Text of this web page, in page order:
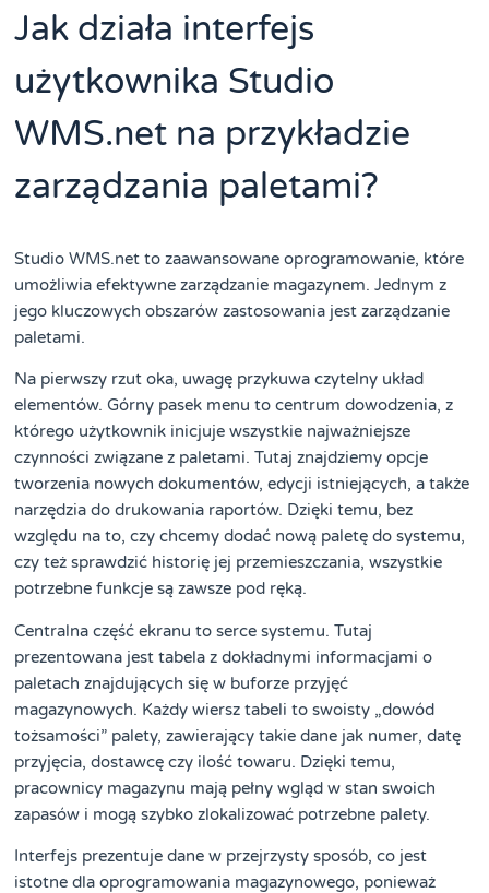
Jak działa interfejs
użytkownika Studio
WMS.net na przykładzie
zarządzania paletami?
Studio WMS.net to zaawansowane oprogramowanie, które
umożliwia efektywne zarządzanie magazynem. Jednym z
jego kluczowych obszarów zastosowania jest zarządzanie
paletami.
Na pierwszy rzut oka, uwagę przykuwa czytelny układ
elementów. Górny pasek menu to centrum dowodzenia, z
którego użytkownik inicjuje wszystkie najważniejsze
czynności związane z paletami. Tutaj znajdziemy opcje
tworzenia nowych dokumentów, edycji istniejących, a także
narzędzia do drukowania raportów. Dzięki temu, bez
względu na to, czy chcemy dodać nową paletę do systemu,
czy też sprawdzić historię jej przemieszczania, wszystkie
potrzebne funkcje są zawsze pod ręką.
Centralna część ekranu to serce systemu. Tutaj
prezentowana jest tabela z dokładnymi informacjami o
paletach znajdujących się w buforze przyjęć
magazynowych. Każdy wiersz tabeli to swoisty „dowód
tożsamości” palety, zawierający takie dane jak numer, datę
przyjęcia, dostawcę czy ilość towaru. Dzięki temu,
pracownicy magazynu mają pełny wgląd w stan swoich
zapasów i mogą szybko zlokalizować potrzebne palety.
Interfejs prezentuje dane w przejrzysty sposób, co jest
istotne dla oprogramowania magazynowego, ponieważ